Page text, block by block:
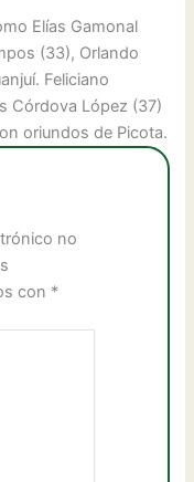
Elías Gamonal
(33), Orlando
Feliciano
Córdova López (37)
oriundos de Picota.
no
con *